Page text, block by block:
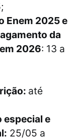
Enem 2025 e
da
2026: 13 a
até
especial e
25/05 a